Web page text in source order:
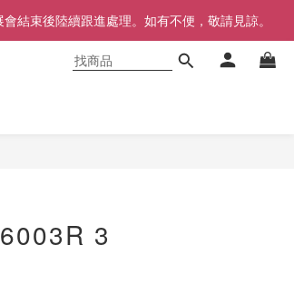
結束後陸續跟進處理。如有不便，敬請見諒。
3